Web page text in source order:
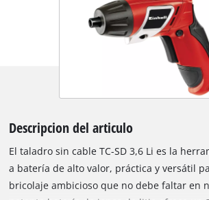
Descripcion del articulo
El taladro sin cable TC-SD 3,6 Li es la
a batería de alto valor, práctica y versátil
bricolaje ambicioso que no debe faltar en